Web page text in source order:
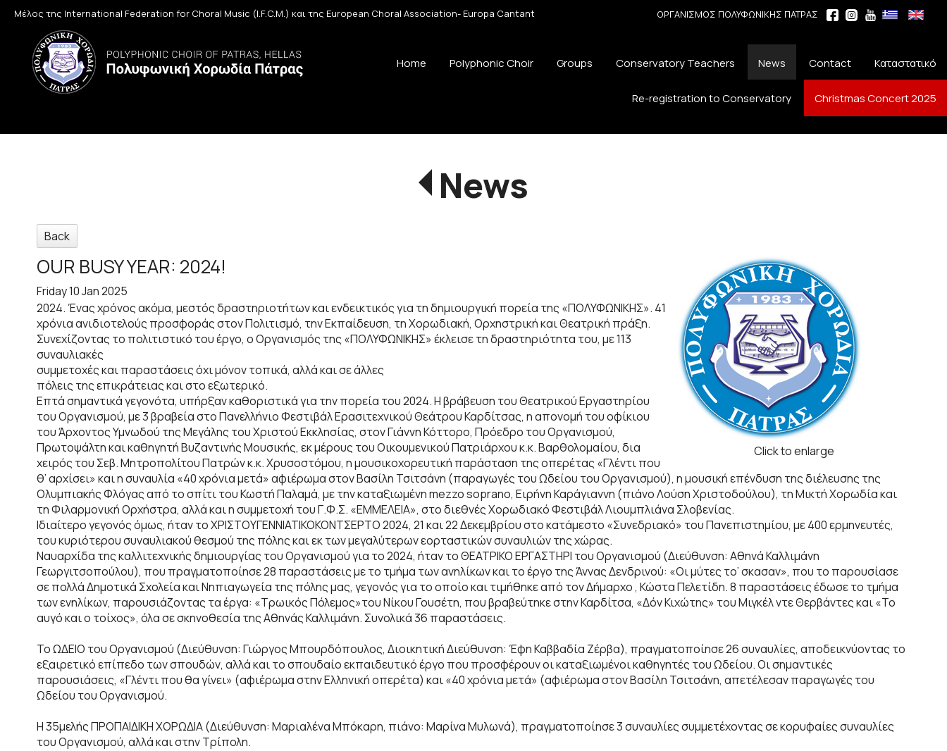
ΟΡΓΑΝΙΣΜΟΣ ΠΟΛΥΦΩΝΙΚΗΣ ΠΑΤΡΑΣ
Μέλος της International Federation for Choral Music (I.F.C.M.) και της European Choral Association- Europa Cantant
Home Polyphonic Choir Groups Conservatory Teachers News Contact Καταστατικό
Re-registration to Conservatory Christmas Concert 2025
News
Back
Click to enlarge
OUR BUSY YEAR: 2024!
Friday 10 Jan 2025
2024. Ένας χρόνος ακόμα, μεστός δραστηριοτήτων και ενδεικτικός για τη δημιουργική πορεία της «ΠΟΛΥΦΩΝΙΚΗΣ». 41
χρόνια ανιδιοτελούς προσφοράς στον Πολιτισμό, την Εκπαίδευση, τη Χορωδιακή, Ορχηστρική και Θεατρική πράξη.
Συνεχίζοντας το πολιτιστικό του έργο, ο Οργανισμός της «ΠΟΛΥΦΩΝΙΚΗΣ» έκλεισε τη δραστηριότητα του, με 113
συναυλιακές
συμμετοχές και παραστάσεις όχι μόνον τοπικά, αλλά και σε άλλες
πόλεις της επικράτειας και στο εξωτερικό.
Επτά σημαντικά γεγονότα, υπήρξαν καθοριστικά για την πορεία του 2024. Η βράβευση του Θεατρικού Εργαστηρίου
του Οργανισμού, με 3 βραβεία στο Πανελλήνιο Φεστιβάλ Ερασιτεχνικού Θεάτρου Καρδίτσας, η απονομή του οφίκιου
του Άρχοντος Υμνωδού της Μεγάλης του Χριστού Εκκλησίας, στον Γιάννη Κόττορο, Πρόεδρο του Οργανισμού,
Πρωτοψάλτη και καθηγητή Βυζαντινής Μουσικής, εκ μέρους του Οικουμενικού Πατριάρχου κ.κ. Βαρθολομαίου, δια
χειρός του Σεβ. Μητροπολίτου Πατρών κ.κ. Χρυσοστόμου, η μουσικοχορευτική παράσταση της οπερέτας «Γλέντι που
θ’ αρχίσει» και η συναυλία «40 χρόνια μετά» αφιέρωμα στον Βασίλη Τσιτσάνη (παραγωγές του Ωδείου του Οργανισμού), η μουσική επένδυση της διέλευσης της
Ολυμπιακής Φλόγας από το σπίτι του Κωστή Παλαμά, με την καταξιωμένη mezzo soprano, Ειρήνη Καράγιαννη (πιάνο Λούση Χριστοδούλου), τη Μικτή Χορωδία και
τη Φιλαρμονική Ορχήστρα, αλλά και η συμμετοχή του Γ.Φ.Σ. «ΕΜΜΕΛΕΙΑ», στο διεθνές Χορωδιακό Φεστιβάλ Λιουμπλιάνα Σλοβενίας.
Ιδιαίτερο γεγονός όμως, ήταν το ΧΡΙΣΤΟΥΓΕΝΝΙΑΤΙΚΟΚΟΝΤΣΕΡΤΟ 2024, 21 και 22 Δεκεμβρίου στο κατάμεστο «Συνεδριακό» του Πανεπιστημίου, με 400 ερμηνευτές,
του κυριότερου συναυλιακού θεσμού της πόλης και εκ των μεγαλύτερων εορταστικών συναυλιών της χώρας.
Ναυαρχίδα της καλλιτεχνικής δημιουργίας του Οργανισμού για το 2024, ήταν το ΘΕΑΤΡΙΚΟ ΕΡΓΑΣΤΗΡΙ του Οργανισμού (Διεύθυνση: Αθηνά Καλλιμάνη
Γεωργιτσοπούλου), που πραγματοποίησε 28 παραστάσεις με το τμήμα των ανηλίκων και το έργο της Άννας Δενδρινού: «Οι μύτες το’ σκασαν», που το παρουσίασε
σε πολλά Δημοτικά Σχολεία και Νηπιαγωγεία της πόλης μας, γεγονός για το οποίο και τιμήθηκε από τον Δήμαρχο , Κώστα Πελετίδη. 8 παραστάσεις έδωσε το τμήμα
των ενηλίκων, παρουσιάζοντας τα έργα: «Τρωικός Πόλεμος»του Νίκου Γουσέτη, που βραβεύτηκε στην Καρδίτσα, «Δόν Κιχώτης» του Μιγκέλ ντε Θερβάντες και «Το
αυγό και ο τοίχος», όλα σε σκηνοθεσία της Αθηνάς Καλλιμάνη. Συνολικά 36 παραστάσεις.
Το ΩΔΕΙΟ του Οργανισμού (Διεύθυνση: Γιώργος Μπουρδόπουλος, Διοικητική Διεύθυνση: Έφη Καββαδία Ζέρβα), πραγματοποίησε 26 συναυλίες, αποδεικνύοντας το
εξαιρετικό επίπεδο των σπουδών, αλλά και το σπουδαίο εκπαιδευτικό έργο που προσφέρουν οι καταξιωμένοι καθηγητές του Ωδείου. Οι σημαντικές
παρουσιάσεις, «Γλέντι που θα γίνει» (αφιέρωμα στην Ελληνική οπερέτα) και «40 χρόνια μετά» (αφιέρωμα στον Βασίλη Τσιτσάνη, απετέλεσαν παραγωγές του
Ωδείου του Οργανισμού.
Η 35μελής ΠΡΟΠΑΙΔΙΚΗ ΧΟΡΩΔΙΑ (Διεύθυνση: Μαριαλένα Μπόκαρη, πιάνο: Μαρίνα Μυλωνά), πραγματοποίησε 3 συναυλίες συμμετέχοντας σε κορυφαίες συναυλίες
του Οργανισμού, αλλά και στην Τρίπολη.